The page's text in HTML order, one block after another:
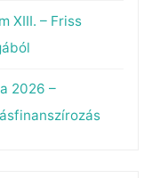
XIII. – Friss
2026 –